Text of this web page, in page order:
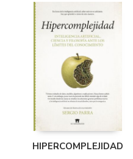
HIPERCOMPLEJIDAD